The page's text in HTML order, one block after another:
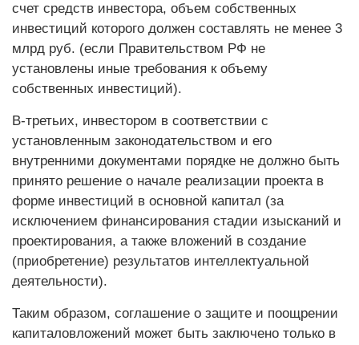
счет средств инвестора, объем собственных
инвестиций которого должен составлять не менее 3
млрд руб. (если Правительством РФ не
установлены иные требования к объему
собственных инвестиций).
В-третьих, инвестором в соответствии с
установленным законодательством и его
внутренними документами порядке не должно быть
принято решение о начале реализации проекта в
форме инвестиций в основной капитал (за
исключением финансирования стадии изысканий и
проектирования, а также вложений в создание
(приобретение) результатов интеллектуальной
деятельности).
Таким образом, соглашение о защите и поощрении
капиталовложений может быть заключено только в